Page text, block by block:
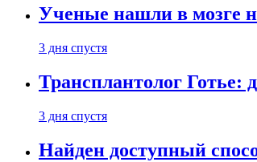
Ученые нашли в мозге
3 дня спустя
Трансплантолог Готье:
3 дня спустя
Найден доступный